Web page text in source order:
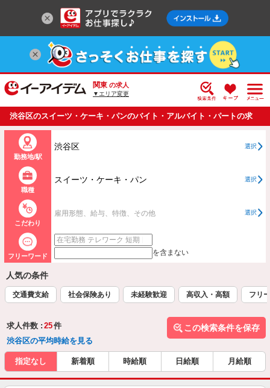
関東 の求人
▼エリア変更
渋谷区のスイーツ・ケーキ・パンのバイト・アルバイト・パートの求
人情報一覧
勤務地/駅
渋谷区 選択
職種
スイーツ・ケーキ・パン 選択
こだわり
雇用形態、給与、特徴、その他 選択
フリーワード を含まない
人気の条件
交通費支給 社会保険あり 未経験歓迎 高収入・高額 フリ
求人件数 : 25件
渋谷区の平均時給を見る
この検索条件を保存
指定なし 新着順 時給順 日給順 月給順